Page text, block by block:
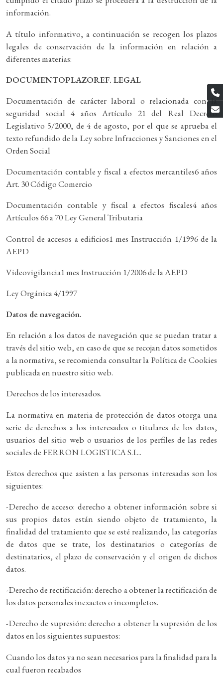
información.
A título informativo, a continuación se recogen los plazos
legales de conservación de la información en relación a
diferentes materias:
DOCUMENTOPLAZOREF. LEGAL
Documentación de carácter laboral o relacionada con la
seguridad social 4 años Artículo 21 del Real Decreto
Legislativo 5/2000, de 4 de agosto, por el que se aprueba el
texto refundido de la Ley sobre Infracciones y Sanciones en el
Orden Social
Documentación contable y fiscal a efectos mercantiles6 años
Art. 30 Código Comercio
Documentación contable y fiscal a efectos fiscales4 años
Artículos 66 a 70 Ley General Tributaria
Control de accesos a edificios1 mes Instrucción 1/1996 de la
AEPD
Videovigilancia1 mes Instrucción 1/2006 de la AEPD
Ley Orgánica 4/1997
Datos de navegación.
En relación a los datos de navegación que se puedan tratar a
través del sitio web, en caso de que se recojan datos sometidos
a la normativa, se recomienda consultar la Política de Cookies
publicada en nuestro sitio web.
Derechos de los interesados.
La normativa en materia de protección de datos otorga una
serie de derechos a los interesados o titulares de los datos,
usuarios del sitio web o usuarios de los perfiles de las redes
sociales de FERRON LOGISTICA S.L..
Estos derechos que asisten a las personas interesadas son los
siguientes:
-Derecho de acceso: derecho a obtener información sobre si
sus propios datos están siendo objeto de tratamiento, la
finalidad del tratamiento que se esté realizando, las categorías
de datos que se trate, los destinatarios o categorías de
destinatarios, el plazo de conservación y el origen de dichos
datos.
-Derecho de rectificación: derecho a obtener la rectificación de
los datos personales inexactos o incompletos.
-Derecho de supresión: derecho a obtener la supresión de los
datos en los siguientes supuestos:
Cuando los datos ya no sean necesarios para la finalidad para la
cual fueron recabados